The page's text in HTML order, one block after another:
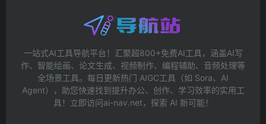
一站式AI工具导航平台！汇聚超800+免费AI工具，涵盖AI写
作、智能绘画、论文生成、视频制作、编程辅助、音频处理等
全场景工具。每日更新热门 AIGC工具（如 Sora、AI
Agent），助您快速找到提升办公、创作、学习效率的实用工
具！立即访问ai-nav.net，探索 AI 新可能！